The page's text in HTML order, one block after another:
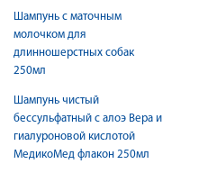
Шампунь с маточным
молочком для
длинношерстных собак
250мл
Шампунь чистый
бессульфатный с алоэ Вера и
гиалуроновой кислотой
МедикоМед флакон 250мл